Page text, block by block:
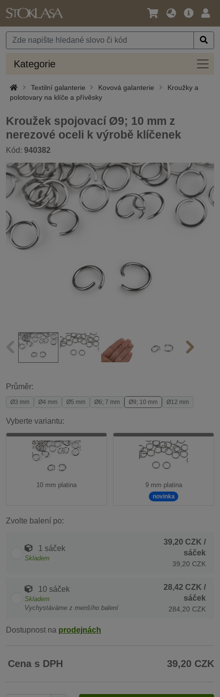
Jazyk
Měna
Hlavní
Kategorie
Textilní galanterie Kovová galanterie
Kroužky a
polotovary na klíče a přívěsky
Kroužek spojovací Ø9; 10 mm z
nerezové oceli k výrobě klíčenek
Kód: 940382
Průměr:
Ø3 mm Ø4 mm Ø5 mm Ø6; 7 mm Ø9; 10 mm Ø12 mm
Vyberte variantu:
10 mm platina 9 mm platina
novinka
Zvolte balení po:
1 sáček
Skladem
39,20 CZK /
sáček
39,20 CZK
10 sáček
Skladem
Vychystáváme z menšího balení
28,42 CZK /
sáček
284,20 CZK
Dostupnost na prodejnách
Cena s DPH 39,20 CZK